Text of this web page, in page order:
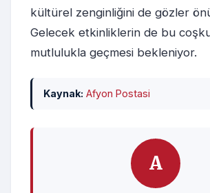
kültürel zenginliğini de gözler
Gelecek etkinliklerin de bu
mutlulukla geçmesi bekleniyor.
Kaynak: Afyon Postasi
A